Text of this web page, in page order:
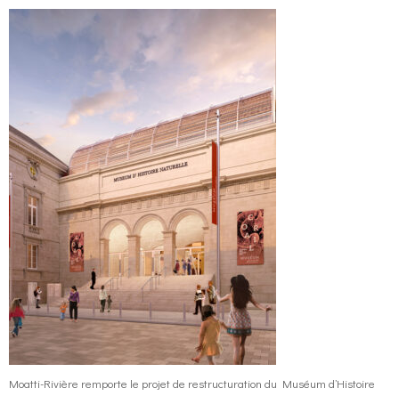
Moatti-Rivière remporte le projet de restructuration du Muséum d’Histoire